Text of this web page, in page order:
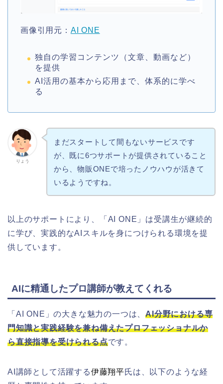
画像引用元： AI ONE
独自の学習コンテンツ（文章、動画など）
を提供
AI活用の基本から応用まで、体系的に学べ
る
りょう
まだスタートして間もないサービスです
が、既に6つサポートが提供されていること
から、物販ONEで培ったノウハウが活きて
いるようですね。
以上のサポートにより、「AI ONE」は受講生が継続的
に学び、実践的なAIスキルを身につけられる環境を提
供しています。
AIに精通したプロ講師が教えてくれる
「AI ONE」の大きな魅力の一つは、AI分野における専
門知識と実践経験を兼ね備えたプロフェッショナルか
ら直接指導を受けられる点です。
AI講師として活躍する伊藤翔平氏は、以下のような経